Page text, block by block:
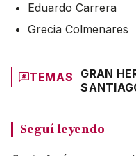
Eduardo Carrera
Grecia Colmenares
TEMAS GRAN
Seguí leyendo